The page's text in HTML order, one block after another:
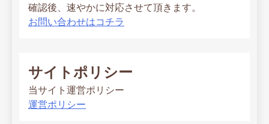
確認後、速やかに対応させて頂きます。
お問い合わせはコチラ
サイトポリシー
当サイト運営ポリシー
運営ポリシー